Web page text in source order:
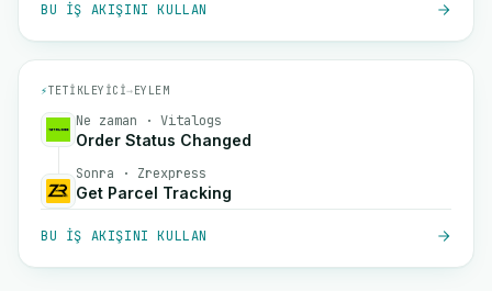
BU IŞ AKIŞINI KULLAN
⚡TETIKLEYICI→EYLEM
Ne zaman · Vitalogs
Order Status Changed
Sonra · Zrexpress
Get Parcel Tracking
BU IŞ AKIŞINI KULLAN